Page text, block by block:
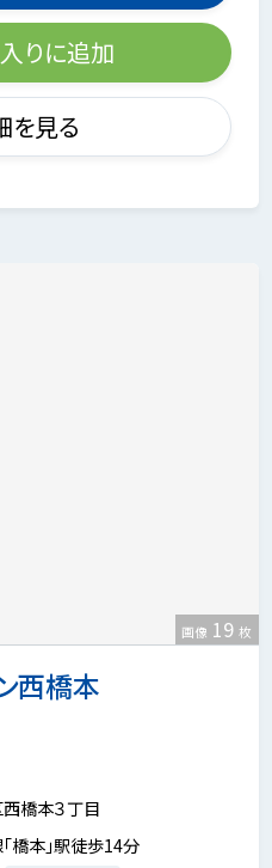
りに追加
を見る
西橋本
画像 19 枚
橋本３丁目
橋本」駅徒歩14分